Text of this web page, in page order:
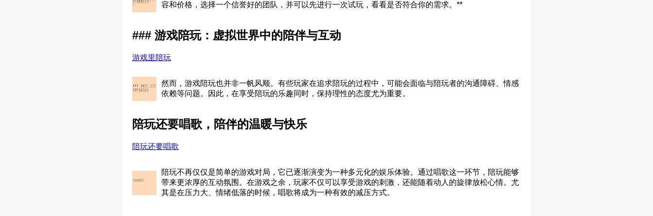
容和价格，选择一个信誉好的团队，并可以先进行一次试玩，看看是否符合你的需求。**
### 游戏陪玩：虚拟世界中的陪伴与互动
游戏里陪玩
然而，游戏陪玩也并非一帆风顺。有些玩家在追求陪玩的过程中，可能会面临与陪玩者的沟通障碍、情感
依赖等问题。因此，在享受陪玩的乐趣同时，保持理性的态度尤为重要。
陪玩还要唱歌，陪伴的温暖与快乐
陪玩还要唱歌
陪玩不再仅仅是简单的游戏对局，它已逐渐演变为一种多元化的娱乐体验。通过唱歌这一环节，陪玩能够
带来更浓厚的互动氛围。在游戏之余，玩家不仅可以享受游戏的刺激，还能随着动人的旋律放松心情。尤
其是在压力大、情绪低落的时候，唱歌将成为一种有效的减压方式。